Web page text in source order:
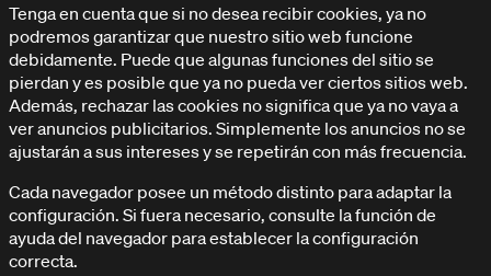
Tenga en cuenta que si no desea recibir cookies, ya no
podremos garantizar que nuestro sitio web funcione
debidamente. Puede que algunas funciones del sitio se
pierdan y es posible que ya no pueda ver ciertos sitios web.
Además, rechazar las cookies no significa que ya no vaya a
ver anuncios publicitarios. Simplemente los anuncios no se
ajustarán a sus intereses y se repetirán con más frecuencia.
Cada navegador posee un método distinto para adaptar la
configuración. Si fuera necesario, consulte la función de
ayuda del navegador para establecer la configuración
correcta.